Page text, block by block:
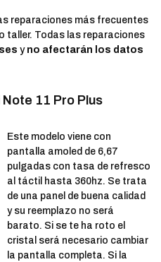
reparaciones más frecuentes
taller. Todas las reparaciones
y no afectarán los datos
11 Pro Plus
Este modelo viene con
pantalla amoled de 6,67
pulgadas con tasa de refresco
al táctil hasta 360hz. Se trata
de una panel de buena calidad
y su reemplazo no será
barato. Si se te ha roto el
cristal será necesario cambiar
la pantalla completa. Si la